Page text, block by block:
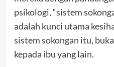
psikologi, “sistem
adalah kunci utama
sistem sokongan itu,
kepada ibu yang lain.